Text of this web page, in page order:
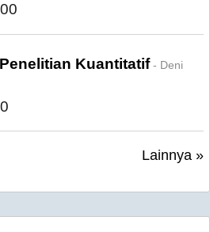
Kuantitatif- Deni
Lainnya »